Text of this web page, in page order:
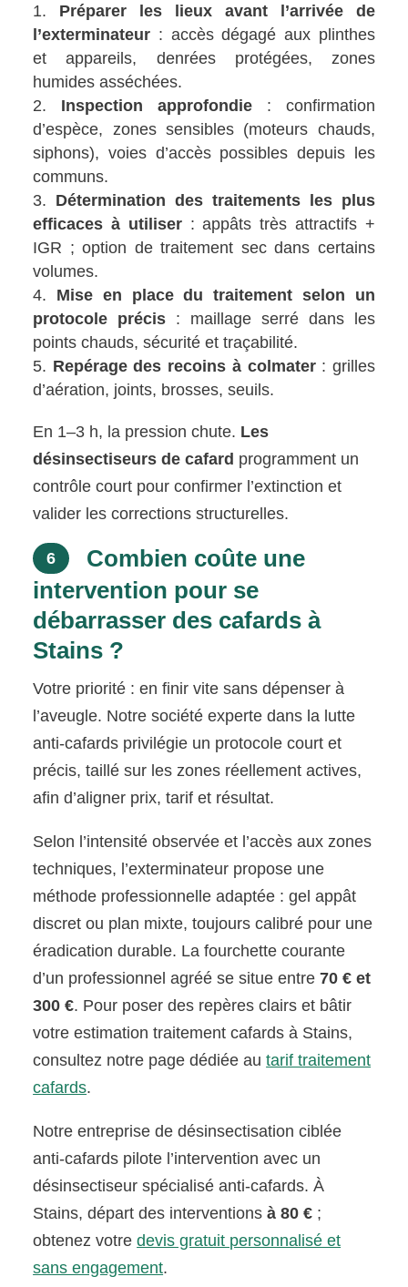
Préparer les lieux avant l’arrivée de
l’exterminateur : accès dégagé aux plinthes
et appareils, denrées protégées, zones
humides asséchées.
Inspection approfondie : confirmation
d’espèce, zones sensibles (moteurs chauds,
siphons), voies d’accès possibles depuis les
communs.
Détermination des traitements les plus
efficaces à utiliser: appâts très attractifs +
IGR ; option de traitement sec dans certains
volumes.
Mise en place du traitement selon un
protocole précis : maillage serré dans les
points chauds, sécurité et traçabilité.
Repérage des recoins à colmater: grilles
d’aération, joints, brosses, seuils.
En 1–3 h, la pression chute. Les
désinsectiseurs de cafard programment un
contrôle court pour confirmer l’extinction et
valider les corrections structurelles.
6
Combien coûte une
intervention pour se
débarrasser des cafards à
Stains ?
Votre priorité : en finir vite sans dépenser à
l’aveugle. Notre société experte dans la lutte
anti-cafards privilégie un protocole court et
précis, taillé sur les zones réellement actives,
afin d’aligner prix, tarif et résultat.
Selon l’intensité observée et l’accès aux zones
techniques, l’exterminateur propose une
méthode professionnelle adaptée : gel appât
discret ou plan mixte, toujours calibré pour une
éradication durable. La fourchette courante
d’un professionnel agréé se situe entre70 € et
300 €. Pour poser des repères clairs et bâtir
votre estimation traitement cafards à Stains,
consultez notre page dédiée autarif traitement
cafards.
Notre entreprise de désinsectisation ciblée
anti-cafards pilote l’intervention avec un
désinsectiseur spécialisé anti-cafards. À
Stains, départ des interventionsà 80 € ;
obtenez votredevis gratuit personnalisé et
sans engagement.